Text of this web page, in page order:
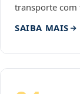
transporte com
SAIBA MAIS